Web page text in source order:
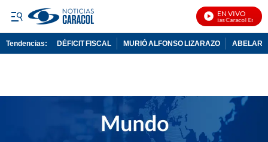
EN VIVO
Noticias Caracol En Vivo
Tendencias: DÉFICIT FISCAL MURIÓ ALFONSO LIZARAZO